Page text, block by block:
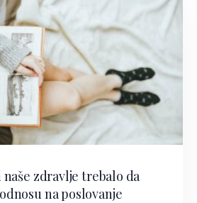
naše zdravlje trebalo da
na poslovanje